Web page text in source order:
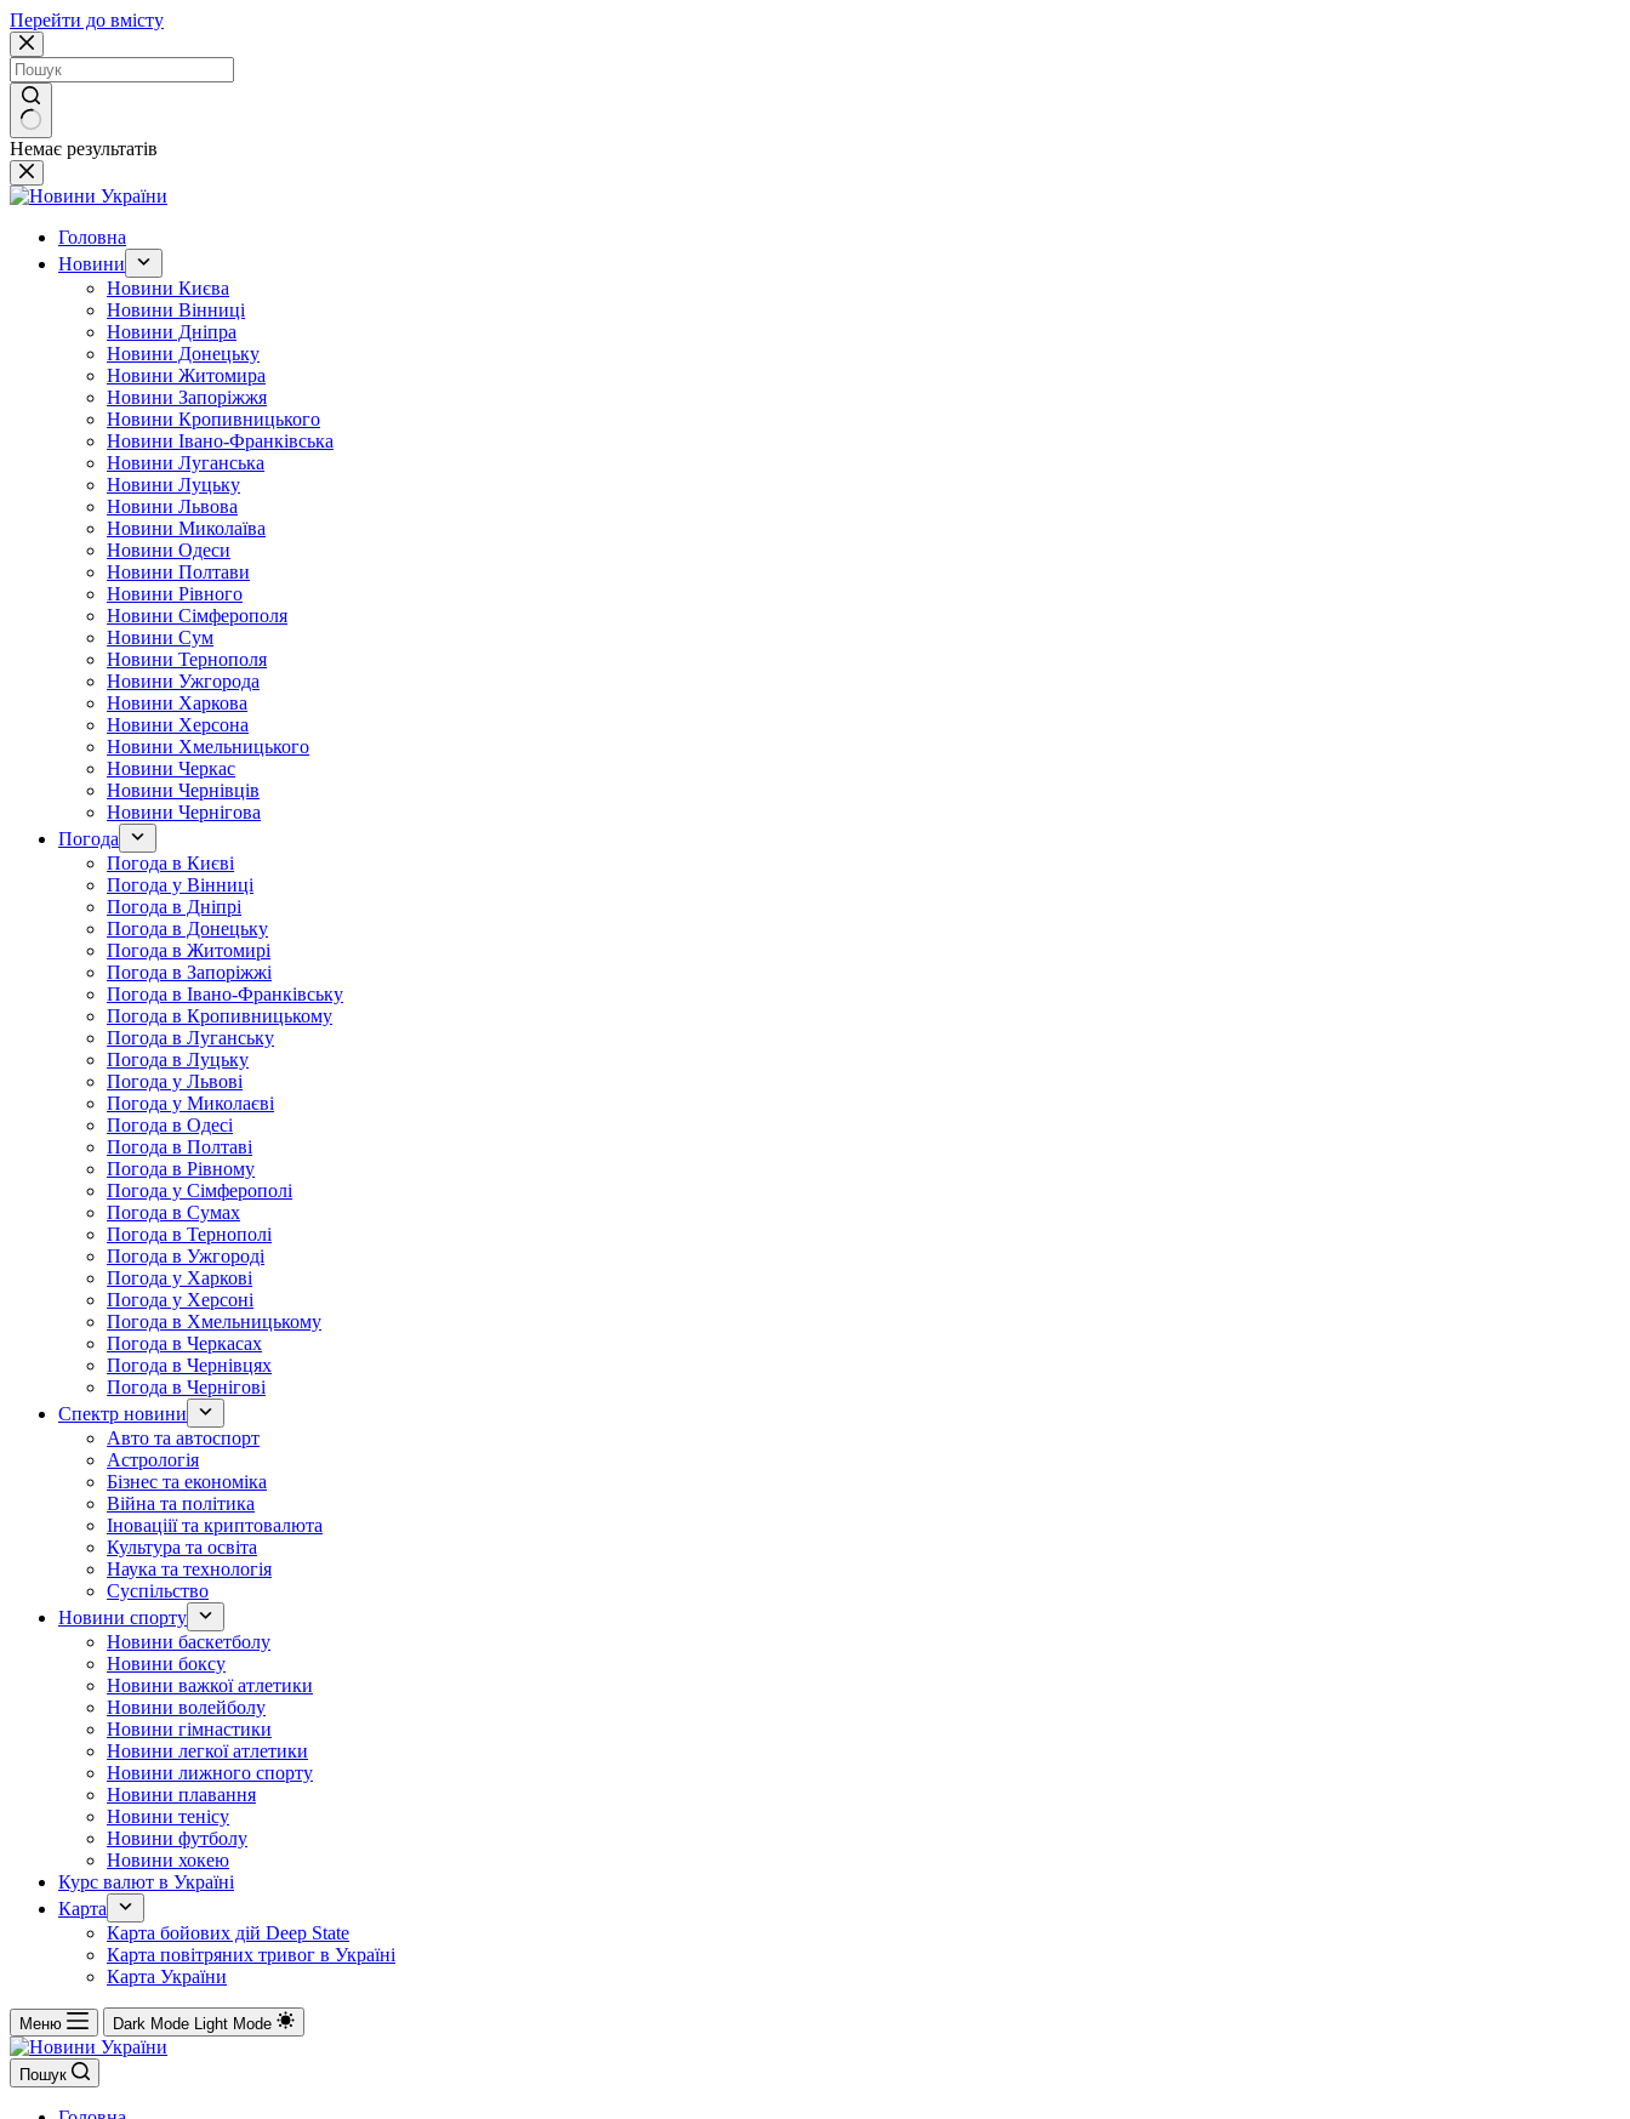
Перейти до вмісту
Немає результатів
Головна
Новини
Новини Києва
Новини Вінниці
Новини Дніпра
Новини Донецьку
Новини Житомира
Новини Запоріжжя
Новини Кропивницького
Новини Івано-Франківська
Новини Луганська
Новини Луцьку
Новини Львова
Новини Миколаїва
Новини Одеси
Новини Полтави
Новини Рівного
Новини Сімферополя
Новини Сум
Новини Тернополя
Новини Ужгорода
Новини Харкова
Новини Херсона
Новини Хмельницького
Новини Черкас
Новини Чернівців
Новини Чернігова
Погода
Погода в Києві
Погода у Вінниці
Погода в Дніпрі
Погода в Донецьку
Погода в Житомирі
Погода в Запоріжжі
Погода в Івано-Франківську
Погода в Кропивницькому
Погода в Луганську
Погода в Луцьку
Погода у Львові
Погода у Миколаєві
Погода в Одесі
Погода в Полтаві
Погода в Рівному
Погода у Сімферополі
Погода в Сумах
Погода в Тернополі
Погода в Ужгороді
Погода у Харкові
Погода у Херсоні
Погода в Хмельницькому
Погода в Черкасах
Погода в Чернівцях
Погода в Чернігові
Спектр новини
Авто та автоспорт
Астрологія
Бізнес та економіка
Війна та політика
Іноваціії та криптовалюта
Культура та освіта
Наука та технологія
Суспільство
Новини спорту
Новини баскетболу
Новини боксу
Новини важкої атлетики
Новини волейболу
Новини гімнастики
Новини легкої атлетики
Новини лижного спорту
Новини плавання
Новини тенісу
Новини футболу
Новини хокею
Курс валют в Україні
Карта
Карта бойових дій Deep State
Карта повітряних тривог в Україні
Карта України
Меню Dark Mode Light Mode
Пошук